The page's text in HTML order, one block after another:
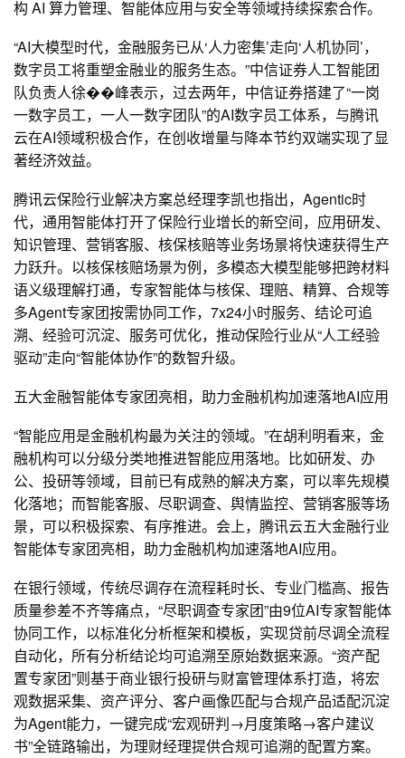
构 AI 算力管理、智能体应用与安全等领域持续探索合作。
“AI大模型时代，金融服务已从‘人力密集’走向‘人机协同’，
数字员工将重塑金融业的服务生态。”中信证券人工智能团
队负责人徐��峰表示，过去两年，中信证券搭建了“一岗
一数字员工，一人一数字团队”的AI数字员工体系，与腾讯
云在AI领域积极合作，在创收增量与降本节约双端实现了显
著经济效益。
腾讯云保险行业解决方案总经理李凯也指出，Agentic时
代，通用智能体打开了保险行业增长的新空间，应用研发、
知识管理、营销客服、核保核赔等业务场景将快速获得生产
力跃升。以核保核赔场景为例，多模态大模型能够把跨材料
语义级理解打通，专家智能体与核保、理赔、精算、合规等
多Agent专家团按需协同工作，7x24小时服务、结论可追
溯、经验可沉淀、服务可优化，推动保险行业从“人工经验
驱动”走向“智能体协作”的数智升级。
五大金融智能体专家团亮相，助力金融机构加速落地AI应用
“智能应用是金融机构最为关注的领域。”在胡利明看来，金
融机构可以分级分类地推进智能应用落地。比如研发、办
公、投研等领域，目前已有成熟的解决方案，可以率先规模
化落地；而智能客服、尽职调查、舆情监控、营销客服等场
景，可以积极探索、有序推进。会上，腾讯云五大金融行业
智能体专家团亮相，助力金融机构加速落地AI应用。
在银行领域，传统尽调存在流程耗时长、专业门槛高、报告
质量参差不齐等痛点，“尽职调查专家团”由9位AI专家智能体
协同工作，以标准化分析框架和模板，实现贷前尽调全流程
自动化，所有分析结论均可追溯至原始数据来源。“资产配
置专家团”则基于商业银行投研与财富管理体系打造，将宏
观数据采集、资产评分、客户画像匹配与合规产品适配沉淀
为Agent能力，一键完成“宏观研判→月度策略→客户建议
书”全链路输出，为理财经理提供合规可追溯的配置方案。